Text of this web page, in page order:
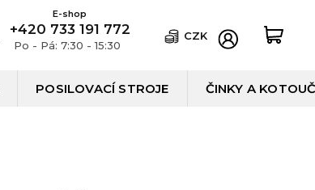
+420 733 191 772
Po - Pá: 7:30 - 15:30
CZK
POSILOVACÍ STROJE ČINKY A